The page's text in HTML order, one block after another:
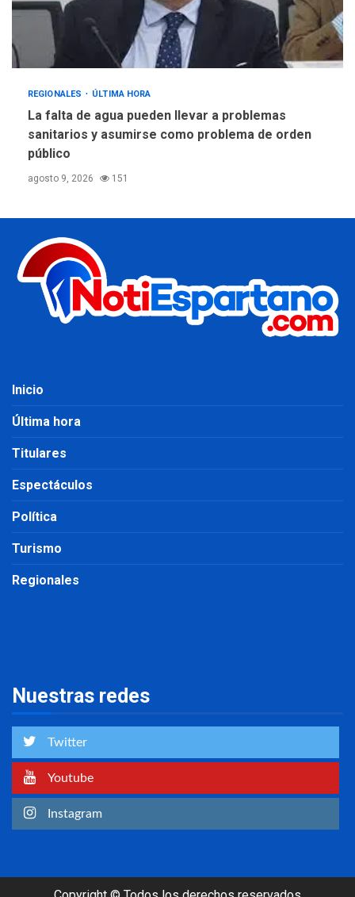
REGIONALES ÚLTIMA HORA
La falta de agua pueden llevar a problemas
sanitarios y asumirse como problema de orden
público
agosto 9, 2026 151
Inicio
Última hora
Titulares
Espectáculos
Política
Turismo
Regionales
Nuestras redes
Twitter
Youtube
Instagram